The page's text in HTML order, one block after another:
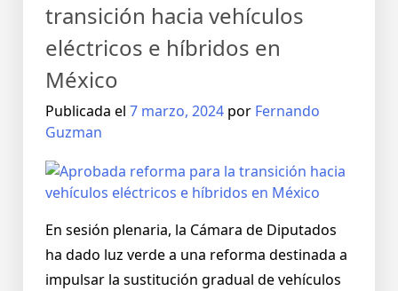
transición hacia vehículos
eléctricos e híbridos en
México
Publicada el 7 marzo, 2024 por Fernando
Guzman
En sesión plenaria, la Cámara de Diputados
ha dado luz verde a una reforma destinada a
impulsar la sustitución gradual de vehículos